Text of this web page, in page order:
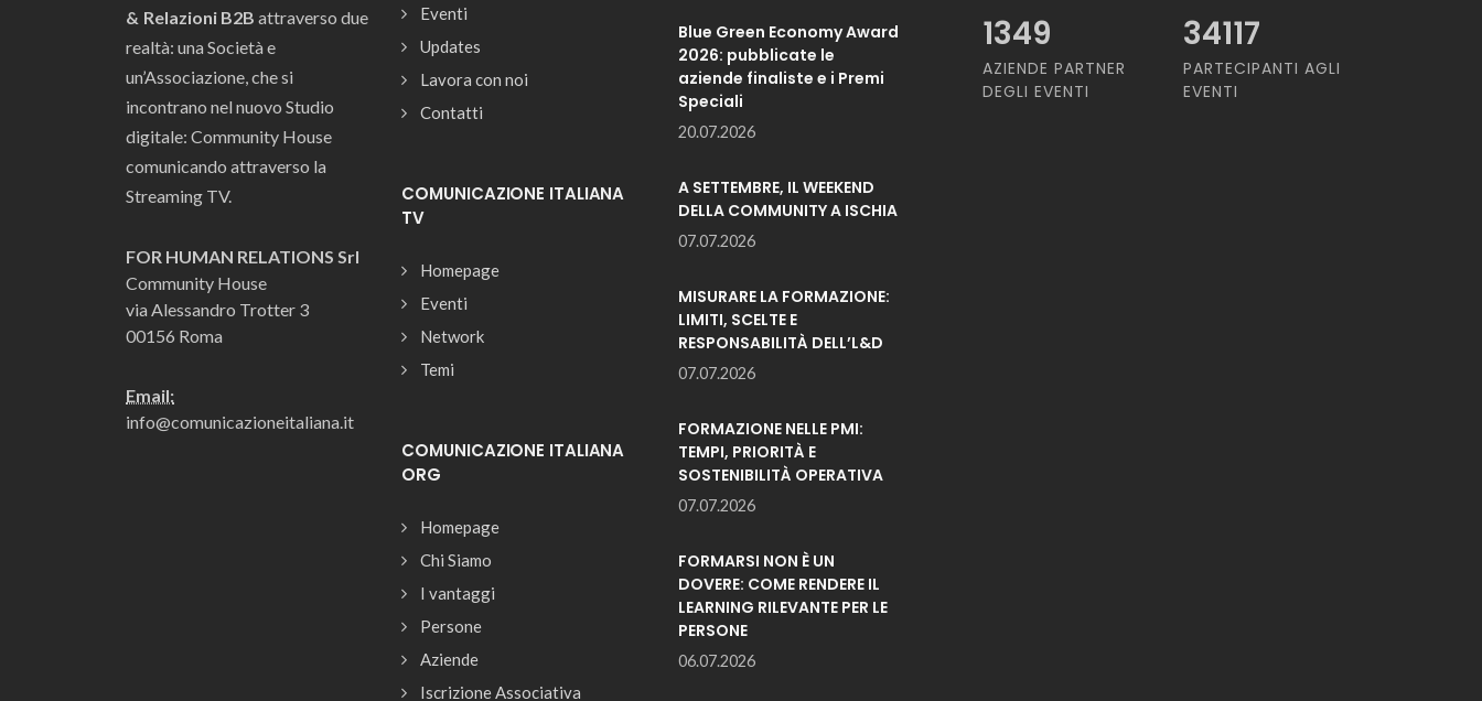
& Relazioni B2B attraverso due
realtà: una Società e
un’Associazione, che si
incontrano nel nuovo Studio
digitale: Community House
comunicando attraverso la
Streaming TV.
FOR HUMAN RELATIONS Srl
Community House
via Alessandro Trotter 3
00156 Roma
Email:
info@comunicazioneitaliana.it
Eventi
Updates
Lavora con noi
Contatti
COMUNICAZIONE ITALIANA
TV
Homepage
Eventi
Network
Temi
COMUNICAZIONE ITALIANA
ORG
Homepage
Chi Siamo
I vantaggi
Persone
Aziende
Iscrizione Associativa
Blue Green Economy Award
2026: pubblicate le
aziende finaliste e i Premi
Speciali
20.07.2026
A SETTEMBRE, IL WEEKEND
DELLA COMMUNITY A ISCHIA
07.07.2026
MISURARE LA FORMAZIONE:
LIMITI, SCELTE E
RESPONSABILITÀ DELL’L&D
07.07.2026
FORMAZIONE NELLE PMI:
TEMPI, PRIORITÀ E
SOSTENIBILITÀ OPERATIVA
07.07.2026
FORMARSI NON È UN
DOVERE: COME RENDERE IL
LEARNING RILEVANTE PER LE
PERSONE
06.07.2026
1349
AZIENDE PARTNER
DEGLI EVENTI
34117
PARTECIPANTI AGLI
EVENTI